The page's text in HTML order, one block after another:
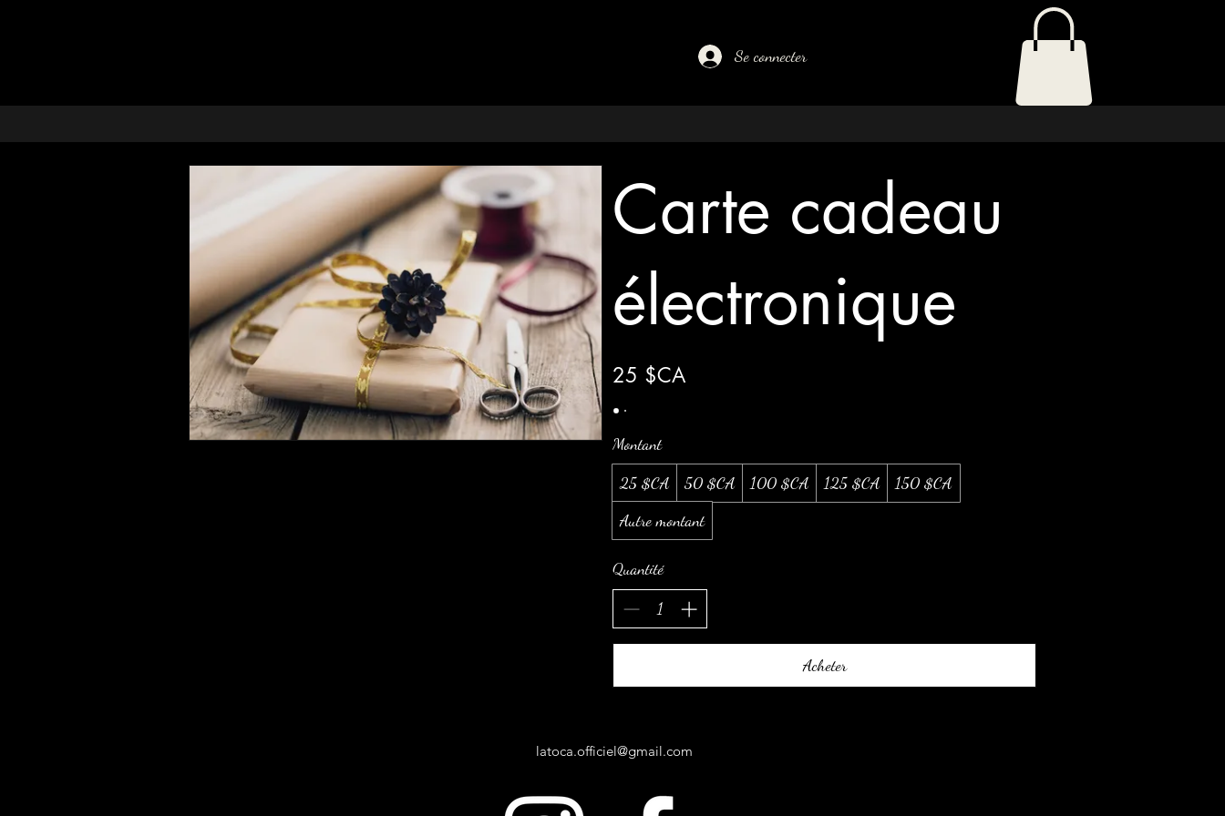
Se connecter
Carte cadeau
électronique
25 $CA
Montant
25 $CA
50 $CA 100 $CA 125 $CA
150 $CA
Autre montant
Quantité
Acheter
latoca.officiel@gmail.com